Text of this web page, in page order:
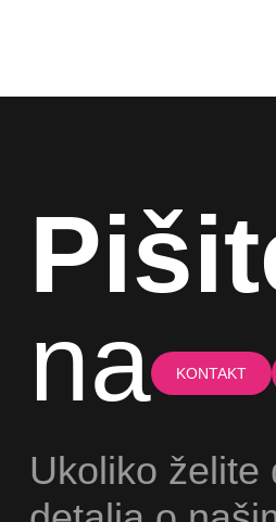
na
KONTAKT
Ukoliko želite